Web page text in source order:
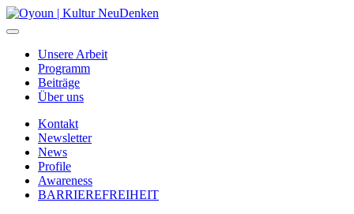
Unsere Arbeit
Programm
Beiträge
Über uns
Kontakt
Newsletter
News
Profile
Awareness
BARRIEREFREIHEIT